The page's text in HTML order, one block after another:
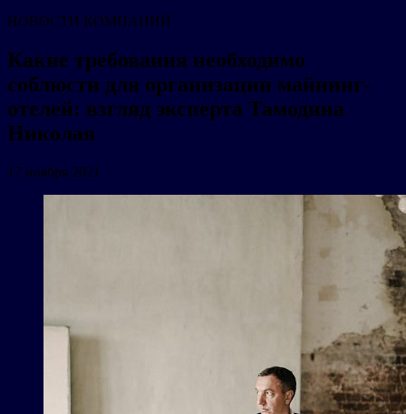
НОВОСТИ КОМПАНИЙ
Какие требования необходимо
соблюсти для организации майнинг-
отелей: взгляд эксперта Тамодина
Николая
17 ноября 2021